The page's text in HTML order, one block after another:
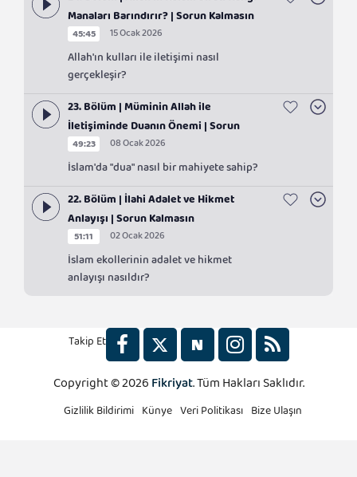
Manaları Barındırır? | Sorun Kalmasın
45:45 15 Ocak 2026
Allah'ın kulları ile iletişimi nasıl
gerçekleşir?
23. Bölüm | Müminin Allah ile
İletişiminde Duanın Önemi | Sorun
Kalmasın
49:23 08 Ocak 2026
İslam'da "dua" nasıl bir mahiyete sahip?
22. Bölüm | İlahi Adalet ve Hikmet
Anlayışı | Sorun Kalmasın
51:11 02 Ocak 2026
İslam ekollerinin adalet ve hikmet
anlayışı nasıldır?
Takip Et
Copyright © 2026Fikriyat. Tüm Hakları Saklıdır.
Gizlilik Bildirimi Künye Veri Politikası Bize Ulaşın
2x